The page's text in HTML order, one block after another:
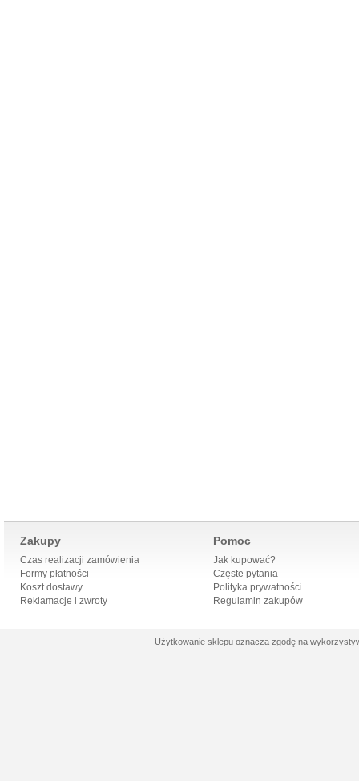
Zakupy
Czas realizacji zamówienia
Formy płatności
Koszt dostawy
Reklamacje i zwroty
Pomoc
Jak kupować?
Częste pytania
Polityka prywatności
Regulamin zakupów
Użytkowanie sklepu oznacza zgodę na